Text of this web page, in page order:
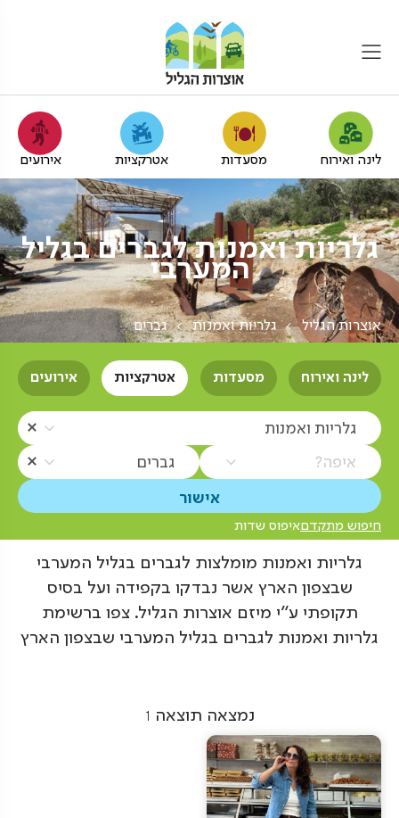
לינה ואירוח מסעדות אטרקציות אירועים
גלריות ואמנות לגברים בגליל
המערבי
אוצרות הגליל גלריות ואמנות גברים
לינה ואירוח מסעדות אטרקציות אירועים
גלריות ואמנות
איפה? גברים
חיפוש מתקדםאיפוס שדות
גלריות ואמנות מומלצות לגברים בגליל המערבי
שבצפון הארץ אשר נבדקו בקפידה ועל בסיס
תקופתי ע"י מיזם אוצרות הגליל. צפו ברשימת
גלריות ואמנות לגברים בגליל המערבי שבצפון הארץ
נמצאה תוצאה 1